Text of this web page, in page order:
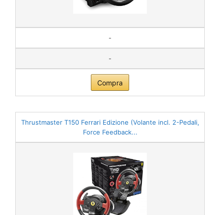
-
-
Compra
Thrustmaster T150 Ferrari Edizione (Volante incl. 2-Pedali,
Force Feedback...